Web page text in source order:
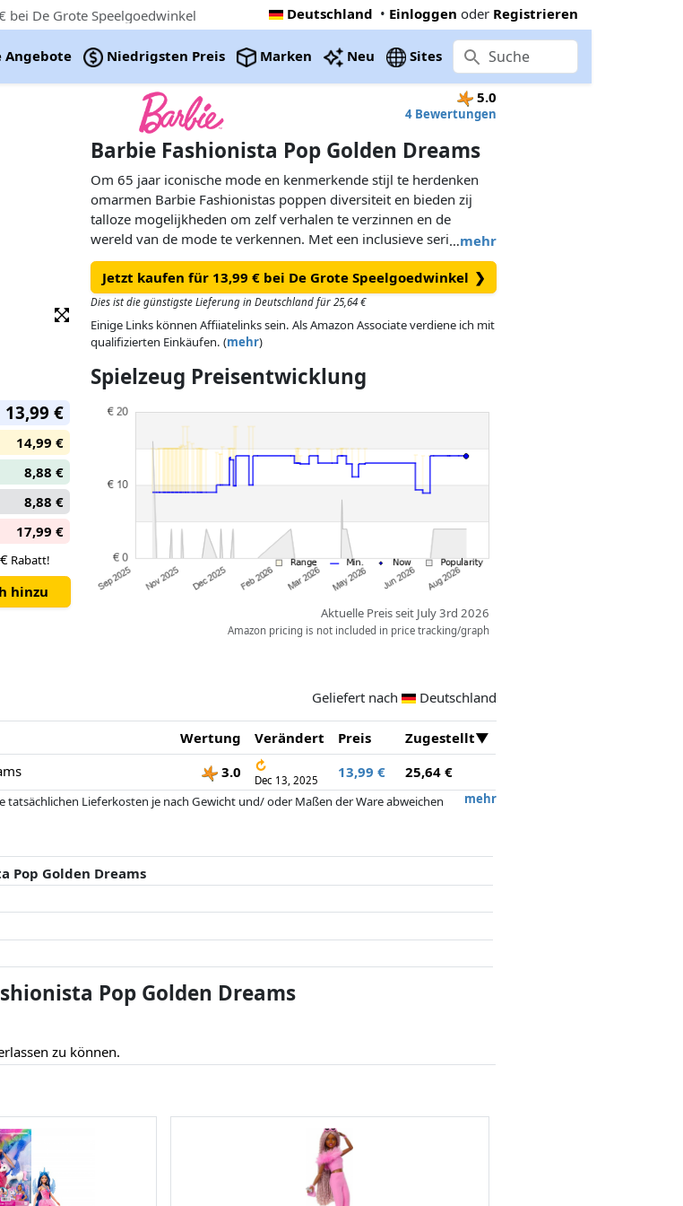
bei De Grote Speelgoedwinkel Deutschland • Einloggen oder Registrieren
Angebote Niedrigsten Preis Marken Neu Sites
5.0
4 Bewertungen
Barbie Fashionista Pop Golden Dreams
…mehr
Om 65 jaar iconische mode en kenmerkende stijl te herdenken
omarmen Barbie Fashionistas poppen diversiteit en bieden zij
talloze mogelijkheden om zelf verhalen te verzinnen en de
wereld van de mode te verkennen. Met een inclusieve serie looks
kunnen kids ontdekken hoe leuk het is om je persoonlijkheid te
laten zien in je eigen stijl! En met de vette trends van
tegenwoordig zijn Barbie poppen een ideaal cadeau voor alle
kinderen die van mode houden. Per stuk verkrijgbaar op basis
van beschikbaarheid. Poppen kunnen niet los staan. Afwijkende
Barbie pop viert 65 jaar kenmerkende stijl met een modern tintje
Geïnspireerd door haar Gouden Droom-outfit die debuteerde in
1980, draagt Barbiepop Fashionistas een gouden jumpsuit die
perfect is voor de dansvloer!
'Droom'-ketting schroeven het volume van deze outfit op!
De Barbiepop is tenger en draagt haar lange blonde haar met
golven om de feestelijke outfit compleet te maken!
Met eindeloze mogelijkheden voor styling en verhalen vertellen
zijn Barbie poppen een geweldig cadeau voor fans, verzamelaars
en kinderen van 3 jaar en ouder!
Jetzt kaufen für 13,99 € bei De Grote Speelgoedwinkel ❯
Dies ist die günstigste Lieferung in Deutschland für 25,64 €
Einige Links können Affiiatelinks sein. Als Amazon Associate verdiene ich mit
qualifizierten Einkäufen. (mehr)
13,99 €
14,99 €
8,88 €
8,88 €
17,99 €
Rabatt!
hinzu
Spielzeug Preisentwicklung
Aktuelle Preis seit July 3rd 2026
Amazon pricing is not included in price tracking/graph
Geliefert nach Deutschland
Wertung Verändert Preis
Zugestellt
3.0 ↻
Dec 13, 2025 13,99 € 25,64 €
mehr
Lieferkosten je nach Gewicht und/ oder Maßen der Ware abweichen
geändert haben. Die Ordnung erfolgt rein nach dem Preis, Vergütungen durch
können historische Leistungen die Ordnung beeinflussen.
Pop Golden Dreams
Pop Golden Dreams
zu können.